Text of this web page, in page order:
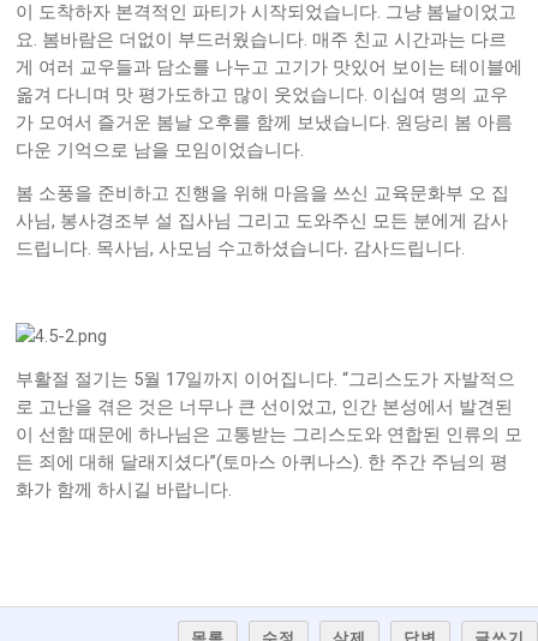
이 도착하자 본격적인 파티가 시작되었습니다. 그냥 봄날이었고
요. 봄바람은 더없이 부드러웠습니다. 매주 친교 시간과는 다르
게 여러 교우들과 담소를 나누고 고기가 맛있어 보이는 테이블에
옮겨 다니며 맛 평가도하고 많이 웃었습니다. 이십여 명의 교우
가 모여서 즐거운 봄날 오후를 함께 보냈습니다. 원당리 봄 아름
다운 기억으로 남을 모임이었습니다.
봄 소풍을 준비하고 진행을 위해 마음을 쓰신 교육문화부 오 집
사님, 봉사경조부 설 집사님 그리고 도와주신 모든 분에게 감사
드립니다. 목사님, 사모님 수고하셨습니다. 감사드립니다.
부활절 절기는 5월 17일까지 이어집니다. “그리스도가 자발적으
로 고난을 겪은 것은 너무나 큰 선이었고, 인간 본성에서 발견된
이 선함 때문에 하나님은 고통받는 그리스도와 연합된 인류의 모
든 죄에 대해 달래지셨다”(토마스 아퀴나스). 한 주간 주님의 평
화가 함께 하시길 바랍니다.